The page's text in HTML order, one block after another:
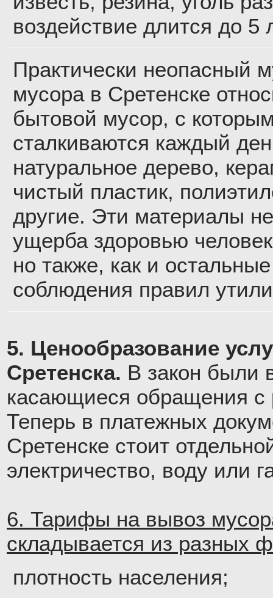
воздействие длится до 5
Практически неопасный
мусора в Сретенске
бытовой мусор, с
сталкиваются каждый
натуральное дерево,
чистый пластик,
другие. Эти материалы
ущерба здоровью
но также, как и
соблюдения правил
5. Ценообразование
Сретенска. В закон были
касающиеся обращения с
Теперь в платежных
Сретенске стоит
электричество, воду или
6. Тарифы на вывоз
складывается из разных
плотность населения;